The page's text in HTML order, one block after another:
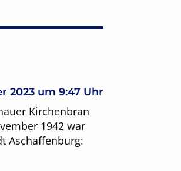
2023 um 9:47 Uhr
Kirchenbran
1942 war
Aschaffenburg: